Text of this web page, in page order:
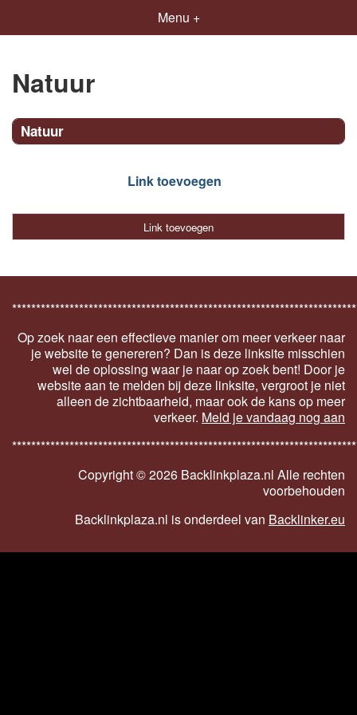
Menu +
Natuur
Natuur
Link toevoegen
Link toevoegen
Op zoek naar een effectieve manier om meer verkeer naar
je website te genereren? Dan is deze linksite misschien
wel de oplossing waar je naar op zoek bent! Door je
website aan te melden bij deze linksite, vergroot je niet
alleen de zichtbaarheid, maar ook de kans op meer
verkeer. Meld je vandaag nog aan
Copyright ©2026 Backlinkplaza.nl Alle rechten
voorbehouden
Backlinkplaza.nl is onderdeel van Backlinker.eu